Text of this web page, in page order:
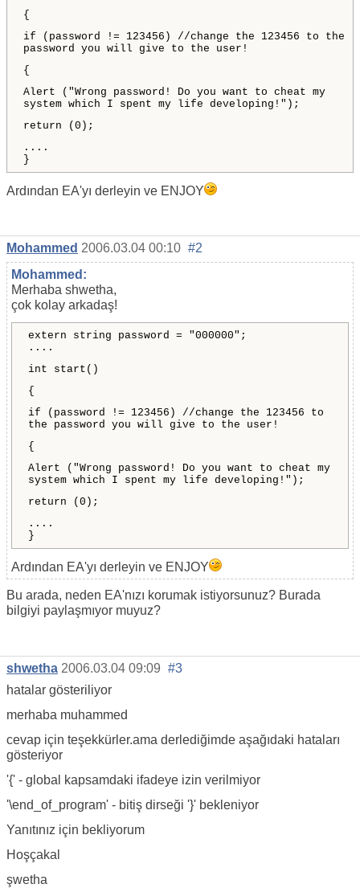
{
if (password != 123456) //change the 123456 to the
password you will give to the user!
{
Alert ("Wrong password! Do you want to cheat my
system which I spent my life developing!");
return (0);
....
}
Ardından EA'yı derleyin ve ENJOY
Mohammed 2006.03.04 00:10 #2
Mohammed:
Merhaba shwetha,
çok kolay arkadaş!
extern string password = "000000";
....
int start()
{
if (password != 123456) //change the 123456 to
the password you will give to the user!
{
Alert ("Wrong password! Do you want to cheat my
system which I spent my life developing!");
return (0);
....
}
Ardından EA'yı derleyin ve ENJOY
Bu arada, neden EA'nızı korumak istiyorsunuz? Burada
bilgiyi paylaşmıyor muyuz?
shwetha 2006.03.04 09:09 #3
hatalar gösteriliyor
merhaba muhammed
cevap için teşekkürler.ama derlediğimde aşağıdaki hataları
gösteriyor
'{' - global kapsamdaki ifadeye izin verilmiyor
'\end_of_program' - bitiş dirseği '}' bekleniyor
Yanıtınız için bekliyorum
Hoşçakal
şwetha